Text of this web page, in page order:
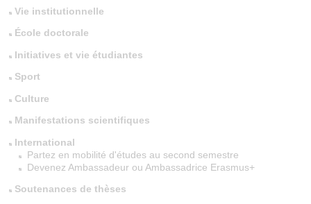
Vie institutionnelle
École doctorale
Initiatives et vie étudiantes
Sport
Culture
Manifestations scientifiques
International
Partez en mobilité d'études au second semestre
Devenez Ambassadeur ou Ambassadrice Erasmus+
Soutenances de thèses